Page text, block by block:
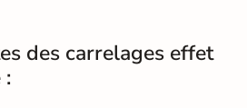
Certification CE
des carrelages effet